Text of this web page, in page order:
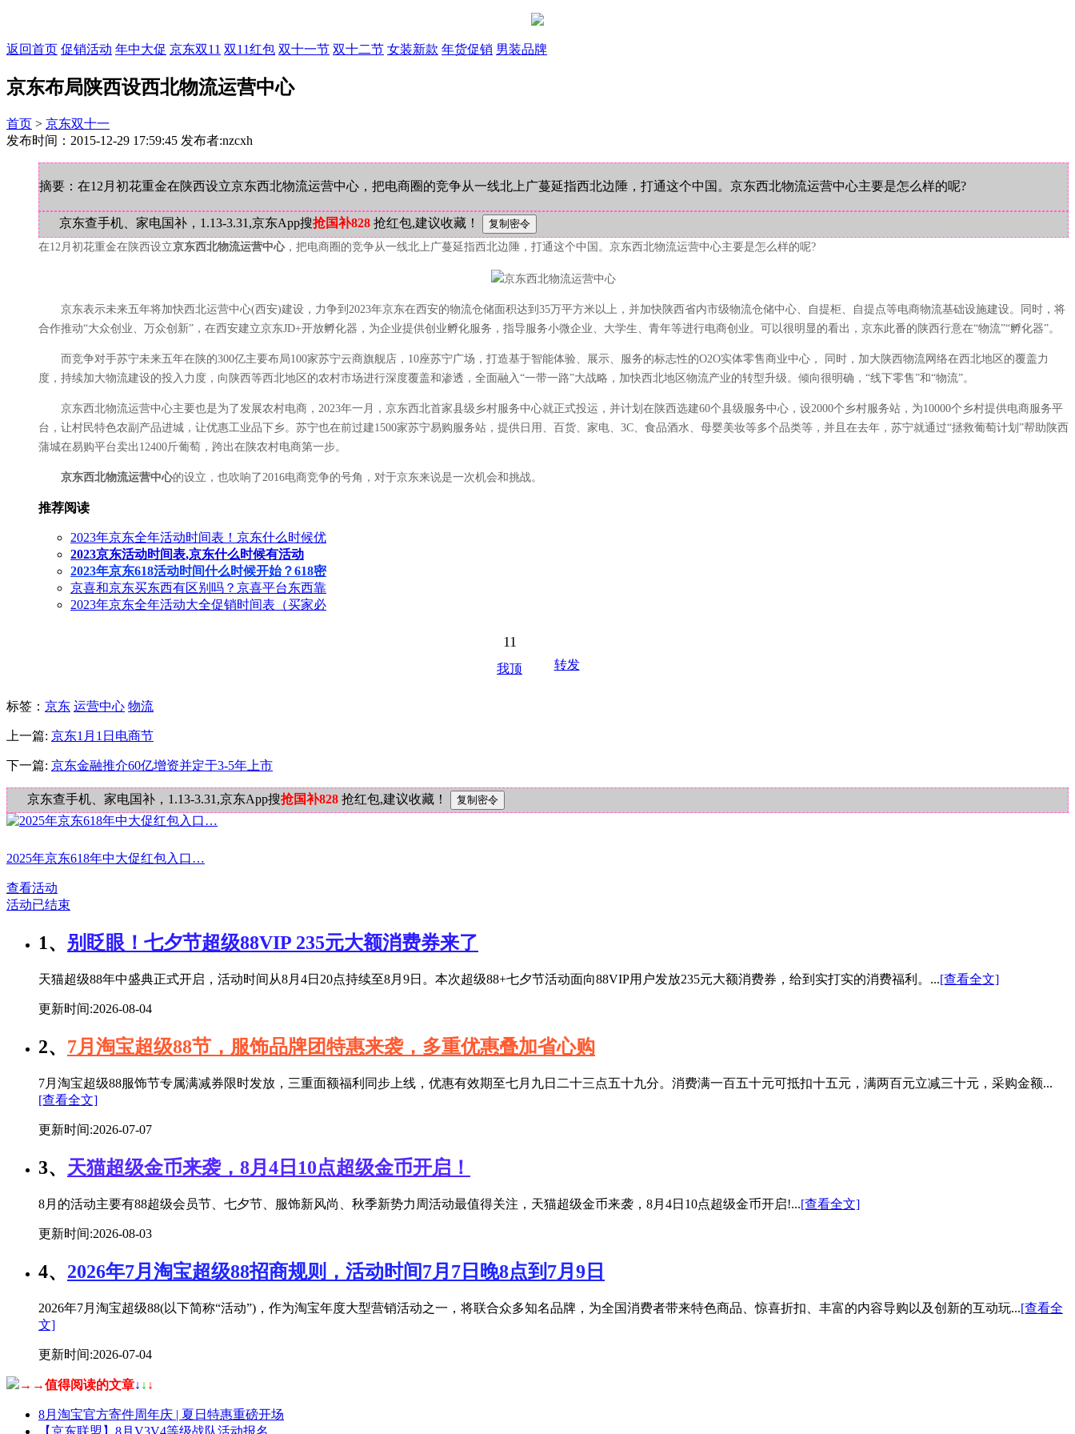
返回首页 促销活动 年中大促 京东双11 双11红包 双十一节 双十二节 女装新款 年货促销 男装品牌
京东布局陕西设西北物流运营中心
首页 > 京东双十一
发布时间：2015-12-29 17:59:45 发布者:nzcxh
摘要：在12月初花重金在陕西设立京东西北物流运营中心，把电商圈的竞争从一线北上广蔓延指西北边陲，打通这个中国。京东西北物流运营中心主要是怎么样的呢?
京东查手机、家电国补，1.13-3.31,京东App搜抢国补828 抢红包,建议收藏！
在12月初花重金在陕西设立京东西北物流运营中心，把电商圈的竞争从一线北上广蔓延指西北边陲，打通这个中国。京东西北物流运营中心主要是怎么样的呢?
京东表示未来五年将加快西北运营中心(西安)建设，力争到2023年京东在西安的物流仓储面积达到35万平方米以上，并加快陕西省内市级物流仓储中心、自提柜、自提点等电商物流基础设施建设。同时，将
合作推动“大众创业、万众创新”，在西安建立京东JD+开放孵化器，为企业提供创业孵化服务，指导服务小微企业、大学生、青年等进行电商创业。可以很明显的看出，京东此番的陕西行意在“物流”“孵化器”。
而竞争对手苏宁未来五年在陕的300亿主要布局100家苏宁云商旗舰店，10座苏宁广场，打造基于智能体验、展示、服务的标志性的O2O实体零售商业中心， 同时，加大陕西物流网络在西北地区的覆盖力
度，持续加大物流建设的投入力度，向陕西等西北地区的农村市场进行深度覆盖和渗透，全面融入“一带一路”大战略，加快西北地区物流产业的转型升级。倾向很明确，“线下零售”和“物流”。
京东西北物流运营中心主要也是为了发展农村电商，2023年一月，京东西北首家县级乡村服务中心就正式投运，并计划在陕西选建60个县级服务中心，设2000个乡村服务站，为10000个乡村提供电商服务平
台，让村民特色农副产品进城，让优惠工业品下乡。苏宁也在前过建1500家苏宁易购服务站，提供日用、百货、家电、3C、食品酒水、母婴美妆等多个品类等，并且在去年，苏宁就通过“拯救葡萄计划”帮助陕西
蒲城在易购平台卖出12400斤葡萄，跨出在陕农村电商第一步。
京东西北物流运营中心的设立，也吹响了2016电商竞争的号角，对于京东来说是一次机会和挑战。
推荐阅读
2023年京东全年活动时间表！京东什么时候优
2023京东活动时间表,京东什么时候有活动
2023年京东618活动时间什么时候开始？618密
京喜和京东买东西有区别吗？京喜平台东西靠
2023年京东全年活动大全促销时间表（买家必
11
我顶 转发
标签 ： 京东 运营中心 物流
上一篇: 京东1月1日电商节
下一篇: 京东金融推介60亿增资并定于3-5年上市
京东查手机、家电国补，1.13-3.31,京东App搜抢国补828 抢红包,建议收藏！
2025年京东618年中大促红包入口…
查看活动
活动已结束
1、 别眨眼！七夕节超级88VIP 235元大额消费券来了
天猫超级88年中盛典正式开启，活动时间从8月4日20点持续至8月9日。本次超级88+七夕节活动面向88VIP用户发放235元大额消费券，给到实打实的消费福利。...[查看全文]
更新时间:2026-08-04
2、 7月淘宝超级88节，服饰品牌团特惠来袭，多重优惠叠加省心购
7月淘宝超级88服饰节专属满减券限时发放，三重面额福利同步上线，优惠有效期至七月九日二十三点五十九分。消费满一百五十元可抵扣十五元，满两百元立减三十元，采购金额...
[查看全文]
更新时间:2026-07-07
3、 天猫超级金币来袭，8月4日10点超级金币开启！
8月的活动主要有88超级会员节、七夕节、服饰新风尚、秋季新势力周活动最值得关注，天猫超级金币来袭，8月4日10点超级金币开启!...[查看全文]
更新时间:2026-08-03
4、 2026年7月淘宝超级88招商规则，活动时间7月7日晚8点到7月9日
2026年7月淘宝超级88(以下简称“活动”)，作为淘宝年度大型营销活动之一，将联合众多知名品牌，为全国消费者带来特色商品、惊喜折扣、丰富的内容导购以及创新的互动玩...[查看全
文]
更新时间:2026-07-04
→→值得阅读的文章↓ ↓ ↓
8月淘宝官方寄件周年庆 | 夏日特惠重磅开场
【京东联盟】8月V3V4等级战队活动报名